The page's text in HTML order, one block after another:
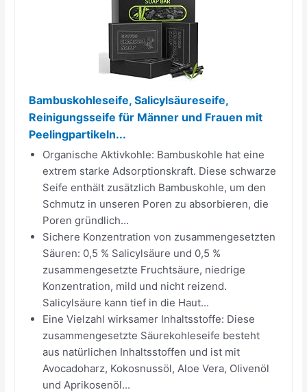
Bambuskohleseife, Salicylsäureseife,
Reinigungsseife für Männer und Frauen mit
Peelingpartikeln...
Organische Aktivkohle: Bambuskohle hat eine
extrem starke Adsorptionskraft. Diese schwarze
Seife enthält zusätzlich Bambuskohle, um den
Schmutz in unseren Poren zu absorbieren, die
Poren gründlich...
Sichere Konzentration von zusammengesetzten
Säuren: 0,5 % Salicylsäure und 0,5 %
zusammengesetzte Fruchtsäure, niedrige
Konzentration, mild und nicht reizend.
Salicylsäure kann tief in die Haut...
Eine Vielzahl wirksamer Inhaltsstoffe: Diese
zusammengesetzte Säurekohleseife besteht
aus natürlichen Inhaltsstoffen und ist mit
Avocadoharz, Kokosnussöl, Aloe Vera, Olivenöl
und Aprikosenöl...